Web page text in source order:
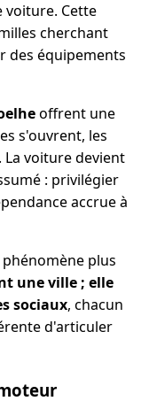
voiture. Cette
cherchant
des équipements
offrent une
s'ouvrent, les
voiture devient
: privilégier
accrue à
plus
une ville ; elle
sociaux, chacun
d'articuler